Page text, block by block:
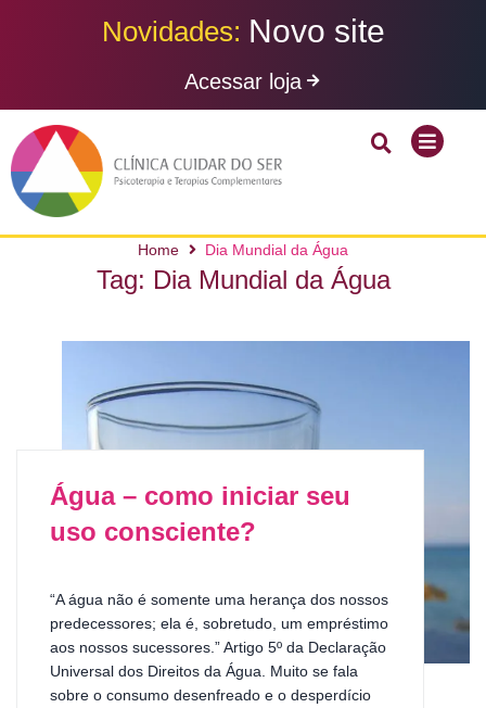
Novidades: Novo site
Acessar loja
Home Dia Mundial da Água
Tag: Dia Mundial da Água
Água – como iniciar seu
uso consciente?
“A água não é somente uma herança dos nossos
predecessores; ela é, sobretudo, um empréstimo
aos nossos sucessores.” Artigo 5º da Declaração
Universal dos Direitos da Água. Muito se fala
sobre o consumo desenfreado e o desperdício